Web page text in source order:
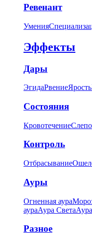
Ревенант
Умения
Эффекты
Дары
ЭгидаРвениеЯрость
Состояния
Кровотечение
Контроль
Отбрасывание
Ауры
Огненная аура
аураАура Света
Разное